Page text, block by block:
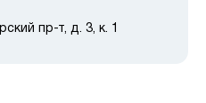
пр-т, д. 3, к. 1